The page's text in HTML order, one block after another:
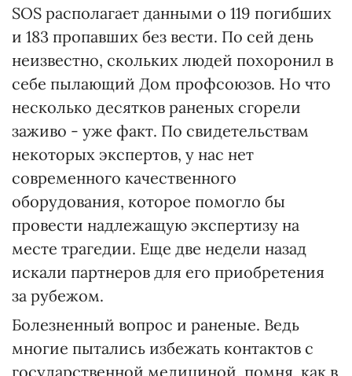
SOS располагает данными о 119 погибших
и 183 пропавших без вести. По сей день
неизвестно, скольких людей похоронил в
себе пылающий Дом профсоюзов. Но что
несколько десятков раненых сгорели
заживо - уже факт. По свидетельствам
некоторых экспертов, у нас нет
современного качественного
оборудования, которое помогло бы
провести надлежащую экспертизу на
месте трагедии. Еще две недели назад
искали партнеров для его приобретения
за рубежом.
Болезненный вопрос и раненые. Ведь
многие пытались избежать контактов с
государственной медициной, помня, как в